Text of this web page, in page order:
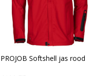
PROJOB Softshell jas rood